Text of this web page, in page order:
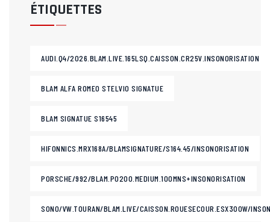
ÉTIQUETTES
AUDI.Q4/2026.BLAM.LIVE.165LSQ.CAISSON.CR25V.INSONORISATION
BLAM ALFA ROMEO STELVIO SIGNATUE
BLAM SIGNATUE S16545
HIFONNICS.MRX168A/BLAMSIGNATURE/S164.45/INSONORISATION
PORSCHE/992/BLAM.PO200.MEDIUM.100MNS+INSONORISATION
SONO/VW.TOURAN/BLAM.LIVE/CAISSON.ROUESECOUR.ESX300W/